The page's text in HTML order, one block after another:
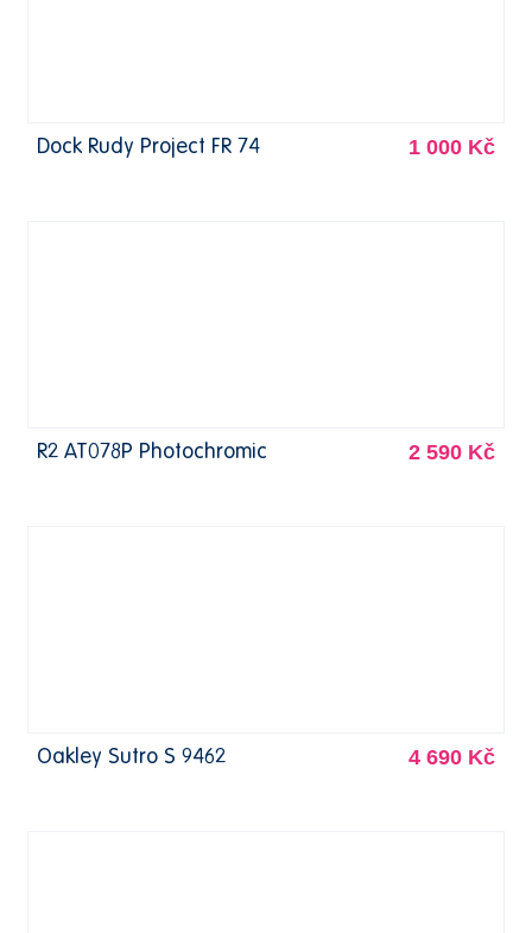
Dock Rudy Project FR 74 1 000 Kč
R2 AT078P Photochromic 2 590 Kč
Oakley Sutro S 9462 4 690 Kč